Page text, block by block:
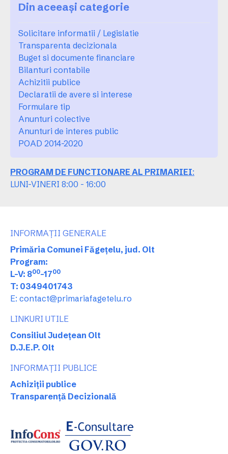
Din aceeași categorie
Solicitare informatii / Legislatie
Transparenta decizionala
Buget si documente financiare
Bilanturi contabile
Achizitii publice
Declaratii de avere si interese
Formulare tip
Anunturi colective
Anunturi de interes public
POAD 2014-2020
PROGRAM DE FUNCTIONARE AL PRIMARIEI:
LUNI-VINERI 8:00 - 16:00
INFORMAȚII GENERALE
Primăria Comunei Făgețelu, jud. Olt
Program:
L-V: 800-1700
T: 0349401743
E: contact@primariafagetelu.ro
LINKURI UTILE
Consiliul Județean Olt
D.J.E.P. Olt
INFORMAȚII PUBLICE
Achiziții publice
Transparență Decizională